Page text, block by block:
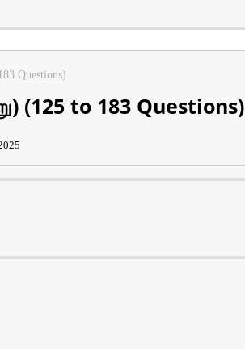
Questions)
(125 to 183 Questions)